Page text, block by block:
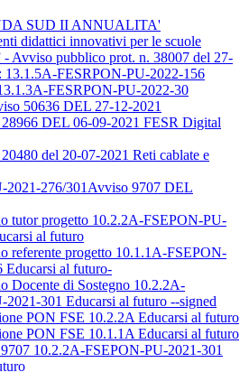
SUD II ANNUALITA'
didattici innovativi per le scuole
- Avviso pubblico prot. n. 38007 del 27-
13.1.5A-FESRPON-PU-2022-156
FESRPON-PU-2022-30
50636 DEL 27-12-2021
DEL 06-09-2021 FESR Digital
del 20-07-2021 Reti cablate e
2021-276/301Avviso 9707 DEL
tutor progetto 10.2.2A-FSEPON-PU-
al futuro
referente progetto 10.1.1A-FSEPON-
Educarsi al futuro-
Docente di Sostegno 10.2.2A-
2021-301 Educarsi al futuro --signed
PON FSE 10.2.2A Educarsi al futuro
PON FSE 10.1.1A Educarsi al futuro
10.2.2A-FSEPON-PU-2021-301